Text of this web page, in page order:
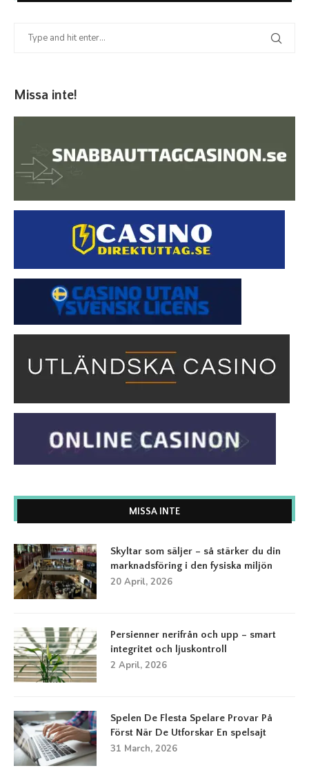
Missa inte!
MISSA INTE
Skyltar som säljer – så stärker du din
marknadsföring i den fysiska miljön
20 April, 2026
Persienner nerifrån och upp – smart
integritet och ljuskontroll
2 April, 2026
Spelen De Flesta Spelare Provar På
Först När De Utforskar En spelsajt
31 March, 2026